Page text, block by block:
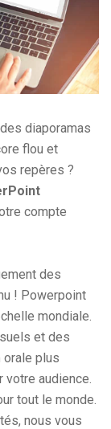
diaporamas
flou et
repères ?
compte
des
! Powerpoint
mondiale.
et des
plus
audience.
tout le monde.
nous vous